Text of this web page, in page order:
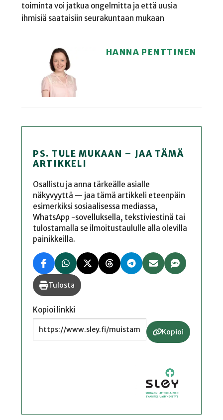
toiminta voi jatkua ongelmitta ja että uusia
ihmisiä saataisiin seurakuntaan mukaan
HANNA PENTTINEN
PS. TULE MUKAAN – JAA TÄMÄ
ARTIKKELI
Osallistu ja anna tärkeälle asialle
näkyvyyttä — jaa tämä artikkeli eteenpäin
esimerkiksi sosiaalisessa mediassa,
WhatsApp -sovelluksella, tekstiviestinä tai
tulostamalla se ilmoitustaululle alla olevilla
painikkeilla.
Tulosta
Kopioi linkki
Kopioi